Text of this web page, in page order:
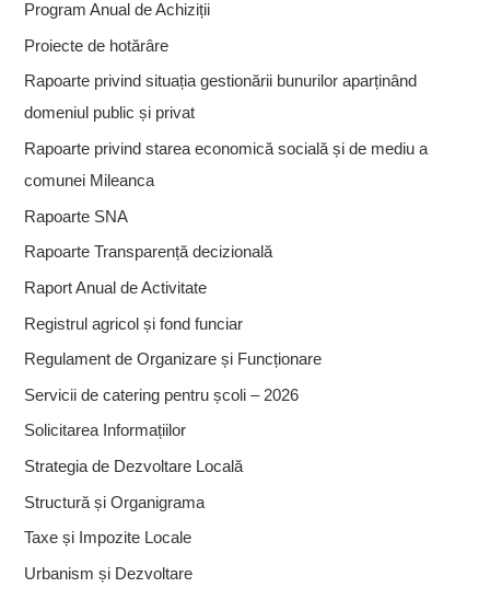
Program Anual de Achiziții
Proiecte de hotărâre
Rapoarte privind situația gestionării bunurilor aparținând
domeniul public și privat
Rapoarte privind starea economică socială și de mediu a
comunei Mileanca
Rapoarte SNA
Rapoarte Transparență decizională
Raport Anual de Activitate
Registrul agricol și fond funciar
Regulament de Organizare și Funcționare
Servicii de catering pentru școli – 2026
Solicitarea Informațiilor
Strategia de Dezvoltare Locală
Structură și Organigrama
Taxe și Impozite Locale
Urbanism și Dezvoltare